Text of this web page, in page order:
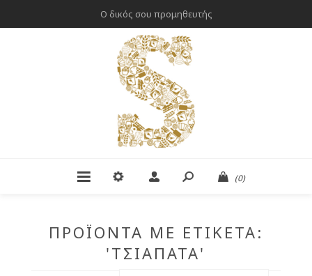
Ο δικός σου προμηθευτής
(0)
ΠΡΟΪΌΝΤΑ ΜΕ ΕΤΙΚΈΤΑ:
'ΤΣΙΑΠΆΤΑ'